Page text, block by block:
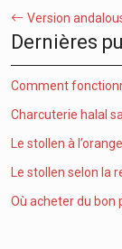
Version
Dernières
Comment
Charcuterie halal
Le stollen à
Le stollen selon
Où acheter du bon